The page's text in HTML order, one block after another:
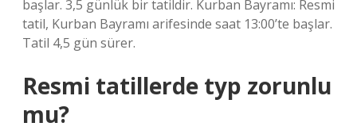
başlar. 3,5 günlük bir tatildir. Kurban Bayramı: Resmi
tatil, Kurban Bayramı arifesinde saat 13:00’te başlar.
Tatil 4,5 gün sürer.
Resmi tatillerde typ zorunlu
mu?